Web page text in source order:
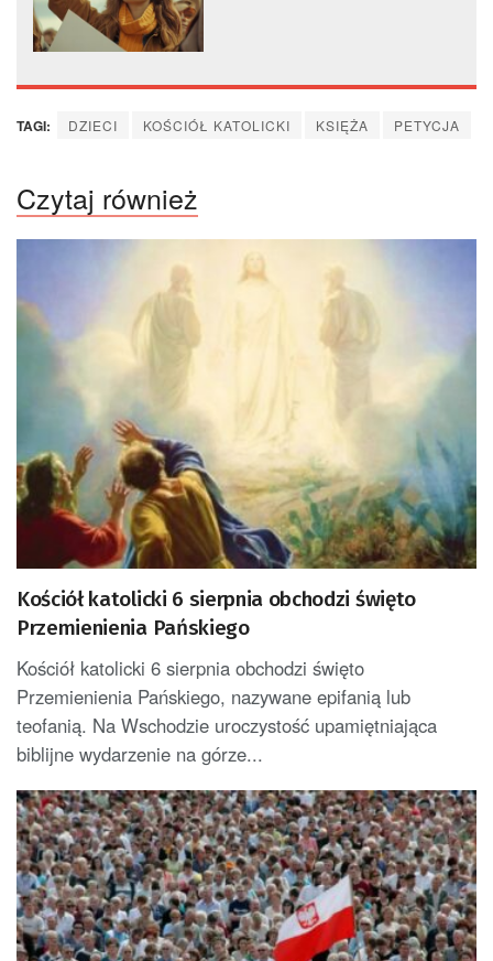
TAGI: DZIECI KOŚCIÓŁ KATOLICKI KSIĘŻA PETYCJA
Czytaj również
Kościół katolicki 6 sierpnia obchodzi święto
Przemienienia Pańskiego
Kościół katolicki 6 sierpnia obchodzi święto
Przemienienia Pańskiego, nazywane epifanią lub
teofanią. Na Wschodzie uroczystość upamiętniająca
biblijne wydarzenie na górze...